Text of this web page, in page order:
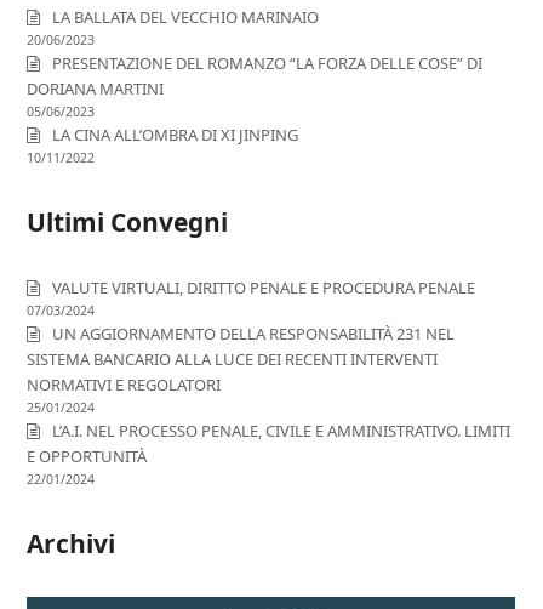
LA BALLATA DEL VECCHIO MARINAIO
20/06/2023
PRESENTAZIONE DEL ROMANZO “LA FORZA DELLE COSE” DI
DORIANA MARTINI
05/06/2023
LA CINA ALL’OMBRA DI XI JINPING
10/11/2022
Ultimi Convegni
VALUTE VIRTUALI, DIRITTO PENALE E PROCEDURA PENALE
07/03/2024
UN AGGIORNAMENTO DELLA RESPONSABILITÀ 231 NEL
SISTEMA BANCARIO ALLA LUCE DEI RECENTI INTERVENTI
NORMATIVI E REGOLATORI
25/01/2024
L’A.I. NEL PROCESSO PENALE, CIVILE E AMMINISTRATIVO. LIMITI
E OPPORTUNITÀ
22/01/2024
Archivi